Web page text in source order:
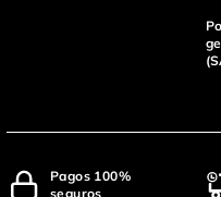
Pagos 100%
seguros